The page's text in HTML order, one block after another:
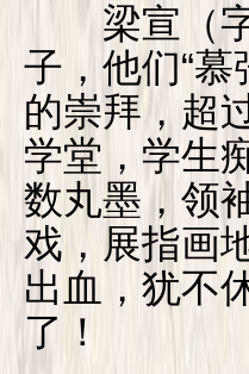
梁宣（字
子，他们“
的崇拜，超
学堂，学生
数丸墨，领
戏，展指画
出血，犹不
了！